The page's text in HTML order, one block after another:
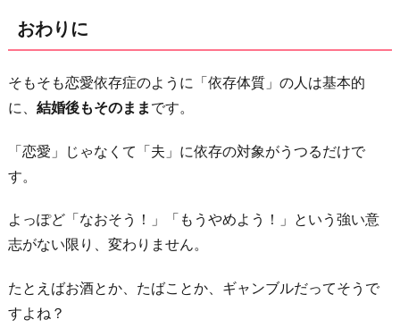
おわりに
そもそも恋愛依存症のように「依存体質」の人は基本的
に、 結婚後もそのまま です。
「恋愛」じゃなくて「夫」に依存の対象がうつるだけで
す。
よっぽど「なおそう！」「もうやめよう！」という強い意
志がない限り、変わりません。
たとえばお酒とか、たばことか、ギャンブルだってそうで
すよね？